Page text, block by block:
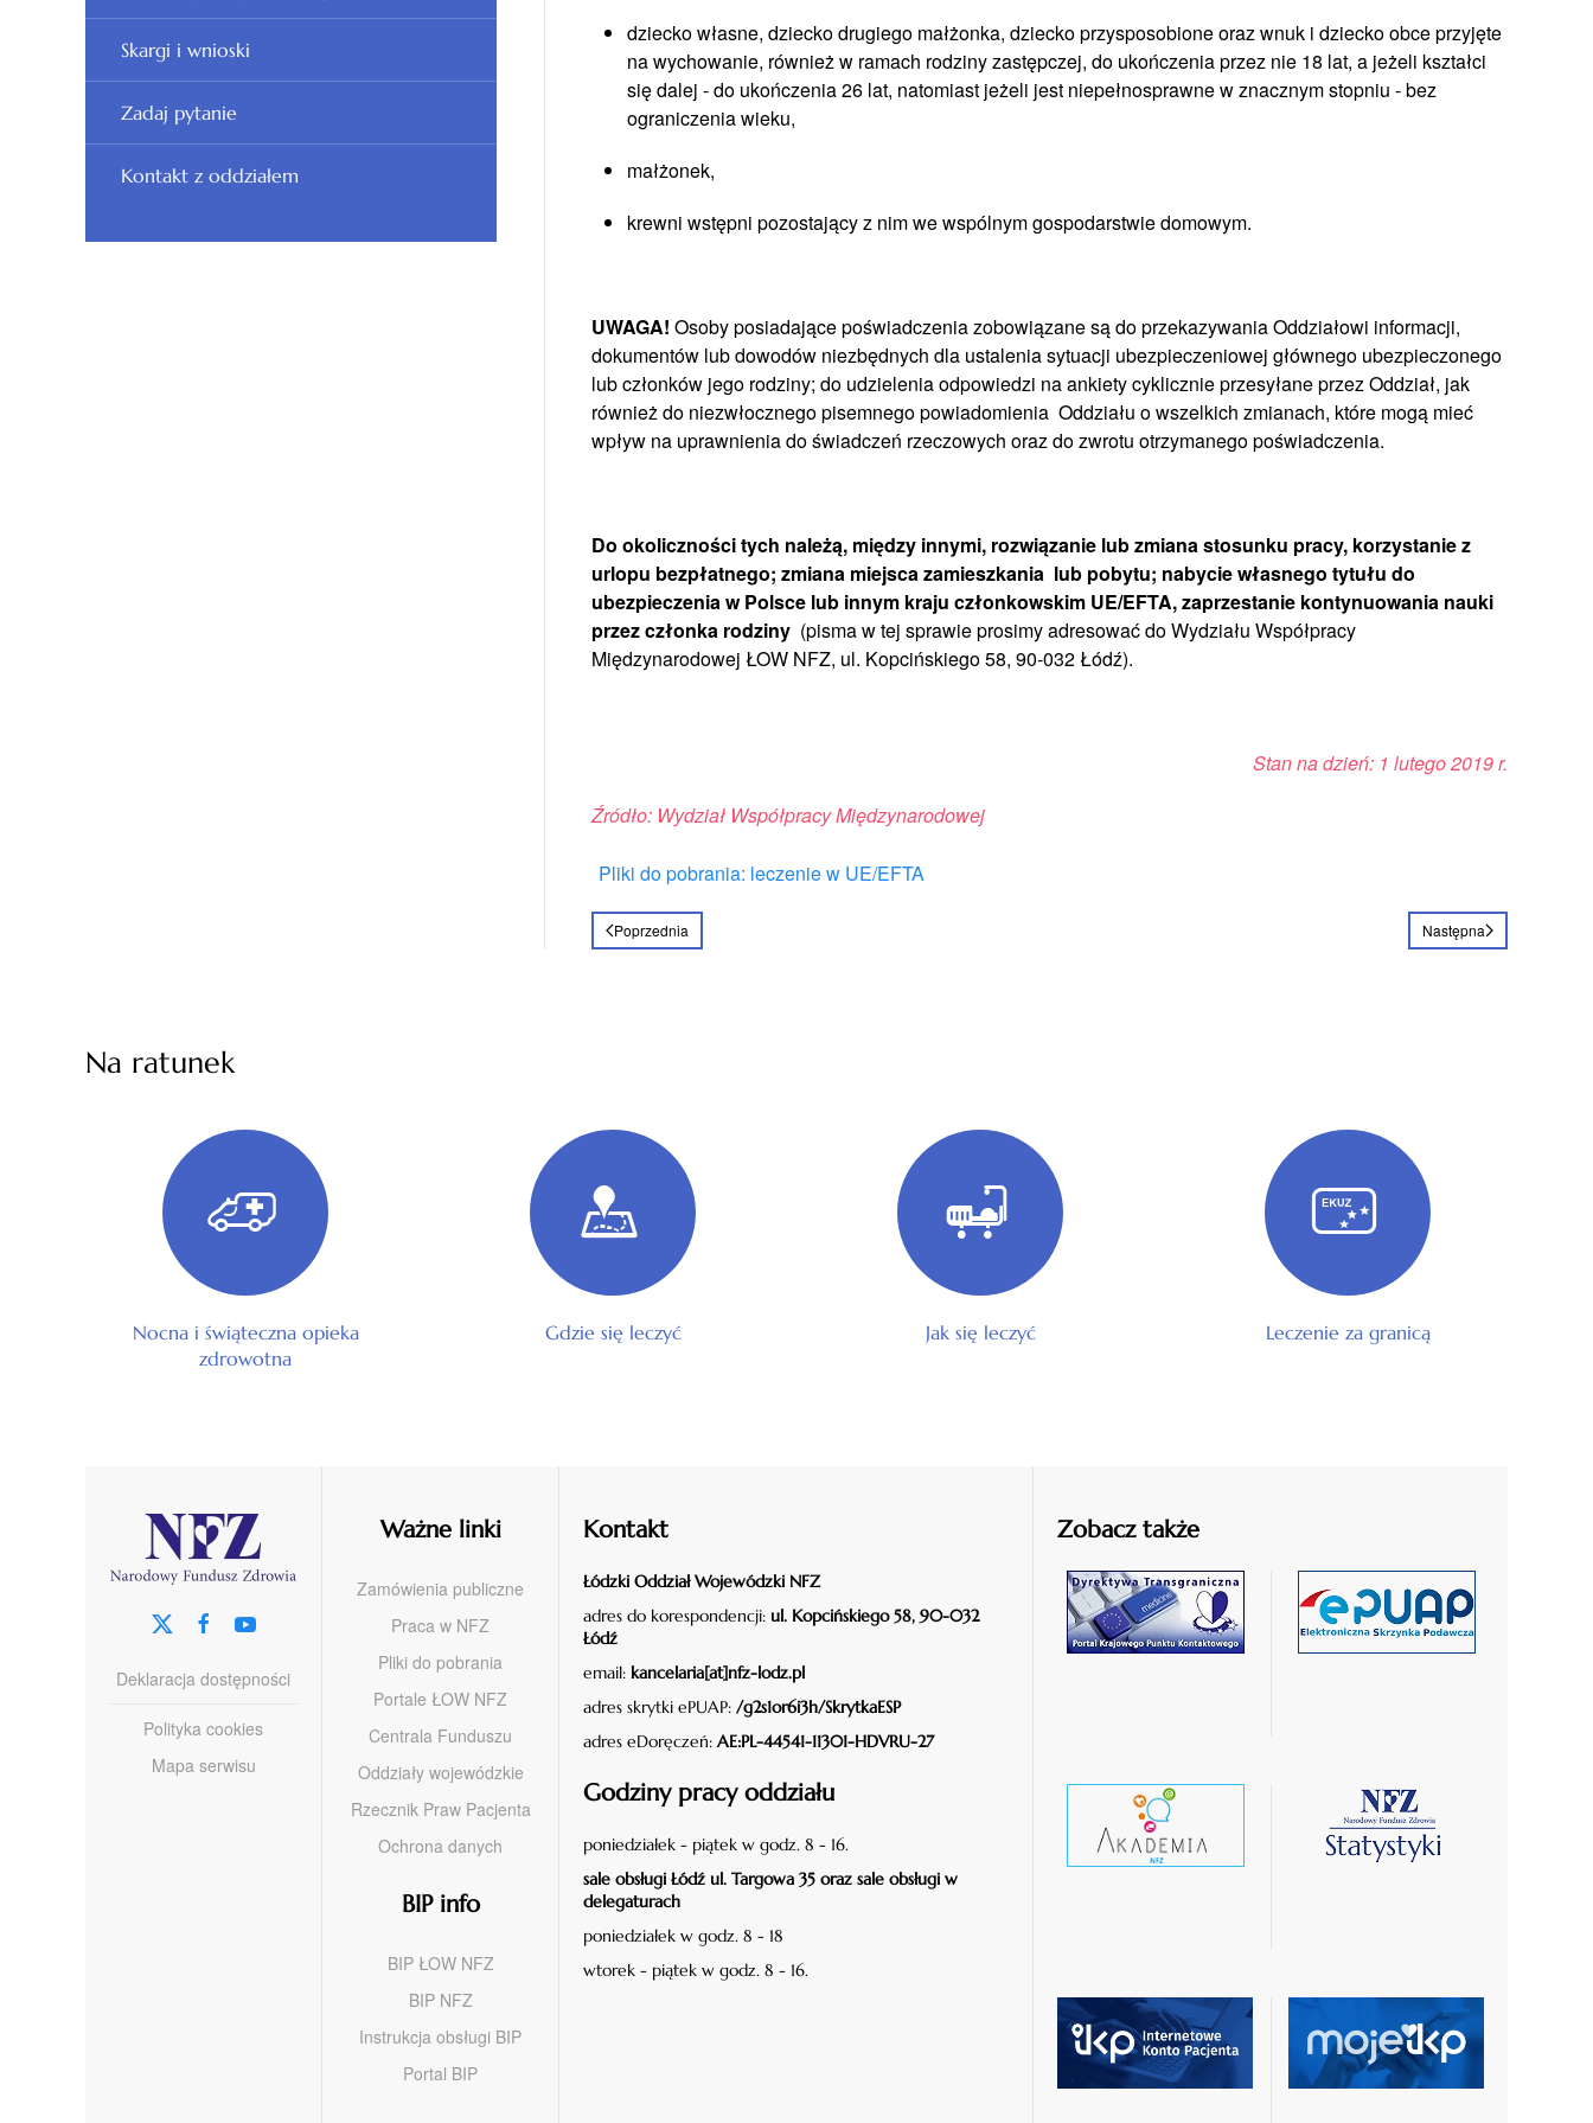
dziecko własne, dziecko drugiego małżonka, dziecko przysposobione oraz wnuk i dziecko obce przyjęte
na wychowanie, również w ramach rodziny zastępczej, do ukończenia przez nie 18 lat, a jeżeli kształci
się dalej - do ukończenia 26 lat, natomiast jeżeli jest niepełnosprawne w znacznym stopniu - bez
ograniczenia wieku,
małżonek,
krewni wstępni pozostający z nim we wspólnym gospodarstwie domowym.
UWAGA! Osoby posiadające poświadczenia zobowiązane są do przekazywania Oddziałowi informacji,
dokumentów lub dowodów niezbędnych dla ustalenia sytuacji ubezpieczeniowej głównego ubezpieczonego
lub członków jego rodziny; do udzielenia odpowiedzi na ankiety cyklicznie przesyłane przez Oddział, jak
również do niezwłocznego pisemnego powiadomienia Oddziału o wszelkich zmianach, które mogą mieć
wpływ na uprawnienia do świadczeń rzeczowych oraz do zwrotu otrzymanego poświadczenia.
Do okoliczności tych należą, między innymi, rozwiązanie lub zmiana stosunku pracy, korzystanie z
urlopu bezpłatnego; zmiana miejsca zamieszkania lub pobytu; nabycie własnego tytułu do
ubezpieczenia w Polsce lub innym kraju członkowskim UE/EFTA, zaprzestanie kontynuowania nauki
przez członka rodziny(pisma w tej sprawie prosimy adresować do Wydziału Współpracy
Międzynarodowej ŁOW NFZ, ul. Kopcińskiego 58, 90-032 Łódź).
Stan na dzień: 1 lutego 2019 r.
Źródło: Wydział Współpracy Międzynarodowej
Pliki do pobrania: leczenie w UE/EFTA
Poprzednia Następna
Skargi i wnioski
Zadaj pytanie
Kontakt z oddziałem
Na ratunek
Nocna i świąteczna opieka
zdrowotna
Gdzie się leczyć Jak się leczyć Leczenie za granicą
Deklaracja dostępności
Polityka cookies
Mapa serwisu
Ważne linki
Zamówienia publiczne
Praca w NFZ
Pliki do pobrania
Portale ŁOW NFZ
Centrala Funduszu
Oddziały wojewódzkie
Rzecznik Praw Pacjenta
Ochrona danych
BIP info
BIP ŁOW NFZ
BIP NFZ
Instrukcja obsługi BIP
Portal BIP
Kontakt
Łódzki Oddział Wojewódzki NFZ
adres do korespondencji: ul. Kopcińskiego 58, 90-032
Łódź
email: kancelaria[at]nfz-lodz.pl
adres skrytki ePUAP: /g2s1or6i3h/SkrytkaESP
adres eDoręczeń: AE:PL-44541-11301-HDVRU-27
Godziny pracy oddziału
poniedziałek - piątek w godz. 8 - 16.
sale obsługi Łódź ul. Targowa 35 oraz sale obsługi w
delegaturach
poniedziałek w godz. 8 - 18
wtorek - piątek w godz. 8 - 16.
Zobacz także
czytaj
czytaj
czytaj
czytaj
czytaj
czytaj